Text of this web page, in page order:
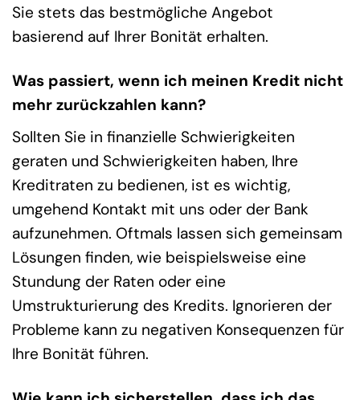
Sie stets das bestmögliche Angebot
basierend auf Ihrer Bonität erhalten.
Was passiert, wenn ich meinen Kredit nicht
mehr zurückzahlen kann?
Sollten Sie in finanzielle Schwierigkeiten
geraten und Schwierigkeiten haben, Ihre
Kreditraten zu bedienen, ist es wichtig,
umgehend Kontakt mit uns oder der Bank
aufzunehmen. Oftmals lassen sich gemeinsam
Lösungen finden, wie beispielsweise eine
Stundung der Raten oder eine
Umstrukturierung des Kredits. Ignorieren der
Probleme kann zu negativen Konsequenzen für
Ihre Bonität führen.